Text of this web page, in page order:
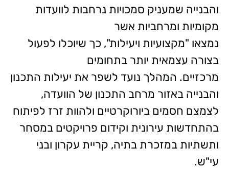
והבנייה שמעניק סמכויות נרחבות לוועדות
מקומיות ומרחביות אשר
נמצאו "מקצועיות ויעילות", כך שיוכלו לפעול
בצורה עצמאית יותר בתחומים
מרכזיים. המהלך נועד לשפר את יעילות התכנון
והבנייה באזור מרחב התכנון של הוועדה,
לצמצם חסמים ביורוקרטיים ולהוות זרז לפיתוח
בהתחדשות עירונית וקידום פרויקטים במסחר
ותשתיות במזכרת בתיה, קריית עקרון ובני
עי"ש.